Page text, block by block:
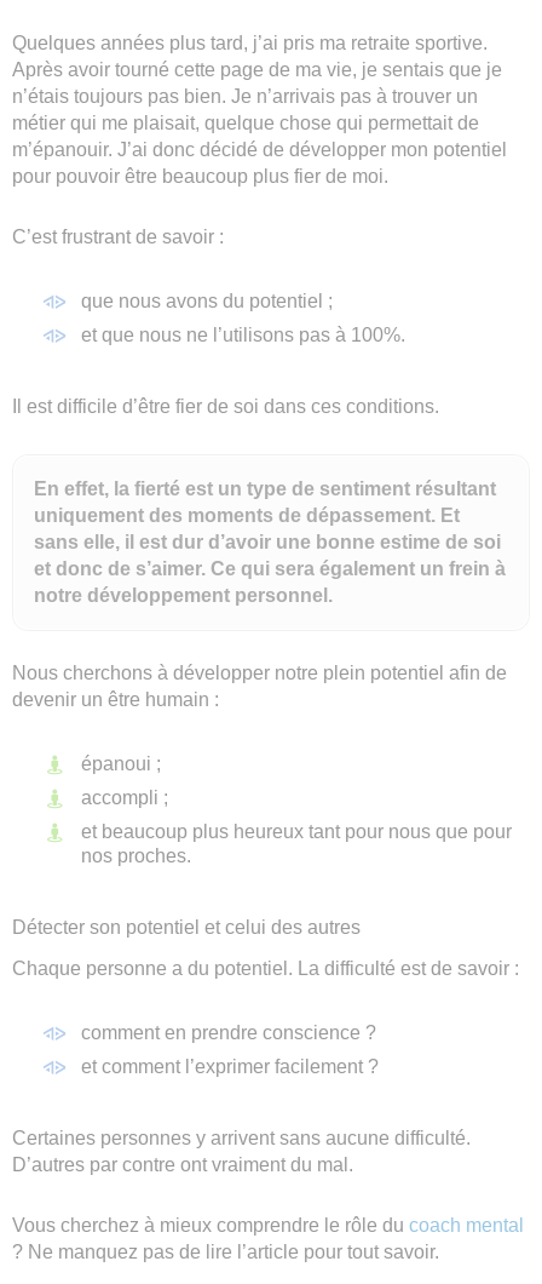
Quelques années plus tard, j’ai pris ma retraite sportive.
Après avoir tourné cette page de ma vie, je sentais que je
n’étais toujours pas bien. Je n’arrivais pas à trouver un
métier qui me plaisait, quelque chose qui permettait de
m’épanouir. J’ai donc décidé de développer mon potentiel
pour pouvoir être beaucoup plus fier de moi.
C’est frustrant de savoir :
que nous avons du potentiel ;
et que nous ne l’utilisons pas à 100%.
Il est difficile d’être fier de soi dans ces conditions.
En effet, la fierté est un type de sentiment résultant
uniquement des moments de dépassement. Et
sans elle, il est dur d’avoir une bonne estime de soi
et donc de s’aimer. Ce qui sera également un frein à
notre développement personnel.
Nous cherchons à développer notre plein potentiel afin de
devenir un être humain :
épanoui ;
accompli ;
et beaucoup plus heureux tant pour nous que pour
nos proches.
Détecter son potentiel et celui des autres
Chaque personne a du potentiel. La difficulté est de savoir :
comment en prendre conscience ?
et comment l’exprimer facilement ?
Certaines personnes y arrivent sans aucune difficulté.
D’autres par contre ont vraiment du mal.
Vous cherchez à mieux comprendre le rôle du coach mental
? Ne manquez pas de lire l’article pour tout savoir.